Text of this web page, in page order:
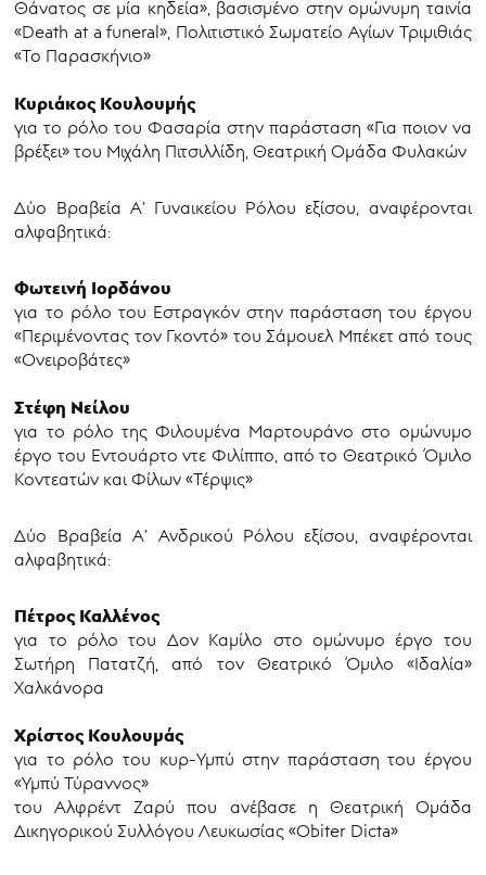
Θάνατος σε μία κηδεία», βασισμένο στην ομώνυμη ταινία
«Death at a funeral», Πολιτιστικό Σωματείο Αγίων Τριμιθιάς
«Το Παρασκήνιο»
Κυριάκος Κουλουμής
για το ρόλο του Φασαρία στην παράσταση «Για ποιον να
βρέξει» του Μιχάλη Πιτσιλλίδη, Θεατρική Ομάδα Φυλακών
Δύο Βραβεία Α’ Γυναικείου Ρόλου εξίσου, αναφέρονται
αλφαβητικά:
Φωτεινή Ιορδάνου
για το ρόλο του Εστραγκόν στην παράσταση του έργου
«Περιμένοντας τον Γκοντό» του Σάμουελ Μπέκετ από τους
«Ονειροβάτες»
Στέφη Νείλου
για το ρόλο της Φιλουμένα Μαρτουράνο στο ομώνυμο
έργο του Εντουάρτο ντε Φιλίππο, από το Θεατρικό Όμιλο
Κοντεατών και Φίλων «Τέρψις»
Δύο Βραβεία Α’ Ανδρικού Ρόλου εξίσου, αναφέρονται
αλφαβητικά:
Πέτρος Καλλένος
για το ρόλο του Δον Καμίλο στο ομώνυμο έργο του
Σωτήρη Πατατζή, από τον Θεατρικό Όμιλο «Ιδαλία»
Χαλκάνορα
Χρίστος Κουλουμάς
για το ρόλο του κυρ-Υμπύ στην παράσταση του έργου
«Υμπύ Τύραννος»
του Αλφρέντ Ζαρύ που ανέβασε η Θεατρική Ομάδα
Δικηγορικού Συλλόγου Λευκωσίας «Obiter Dicta»